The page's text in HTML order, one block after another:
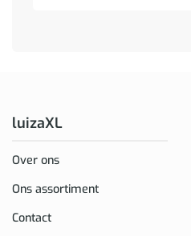
luizaXL
Over ons
Ons assortiment
Contact